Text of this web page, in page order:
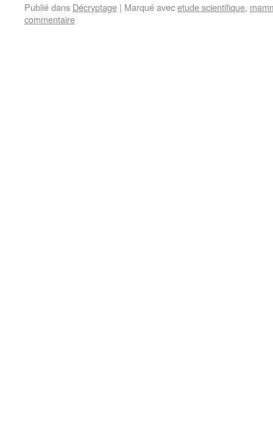
Publié dans Décryptage | Marqué avecetude scientifique,
commentaire